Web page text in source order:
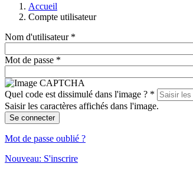
Accueil
Compte utilisateur
Nom d'utilisateur *
Mot de passe *
Quel code est dissimulé dans l'image ? *
Saisir les caractères affichés dans l'image.
Se connecter
Mot de passe oublié ?
Nouveau: S'inscrire